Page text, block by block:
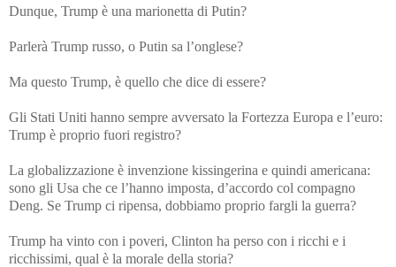
Dunque, Trump è una marionetta di Putin?
Parlerà Trump russo, o Putin sa l’onglese?
Ma questo Trump, è quello che dice di essere?
Gli Stati Uniti hanno sempre avversato la Fortezza Europa e l’euro:
Trump è proprio fuori registro?
La globalizzazione è invenzione kissingerina e quindi americana:
sono gli Usa che ce l’hanno imposta, d’accordo col compagno
Deng. Se Trump ci ripensa, dobbiamo proprio fargli la guerra?
Trump ha vinto con i poveri, Clinton ha perso con i ricchi e i
ricchissimi, qual è la morale della storia?